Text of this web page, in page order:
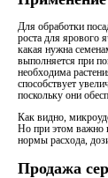
Для обработки
роста для ярового
какая нужна
выполняется при
необходима
способствует
поскольку они
Как видно,
Но при этом важно
нормы расхода,
Продажа